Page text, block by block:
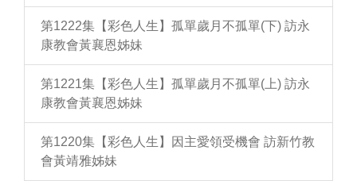
第1222集【彩色人生】孤單歲月不孤單(下) 訪永
康教會黃襄恩姊妹
第1221集【彩色人生】孤單歲月不孤單(上) 訪永
康教會黃襄恩姊妹
第1220集【彩色人生】因主愛領受機會 訪新竹教
會黃靖雅姊妹